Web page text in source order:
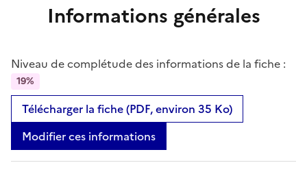
Informations générales
Niveau de complétude des informations de la fiche :
19%
Télécharger la fiche (PDF, environ 35 Ko)
Modifier ces informations